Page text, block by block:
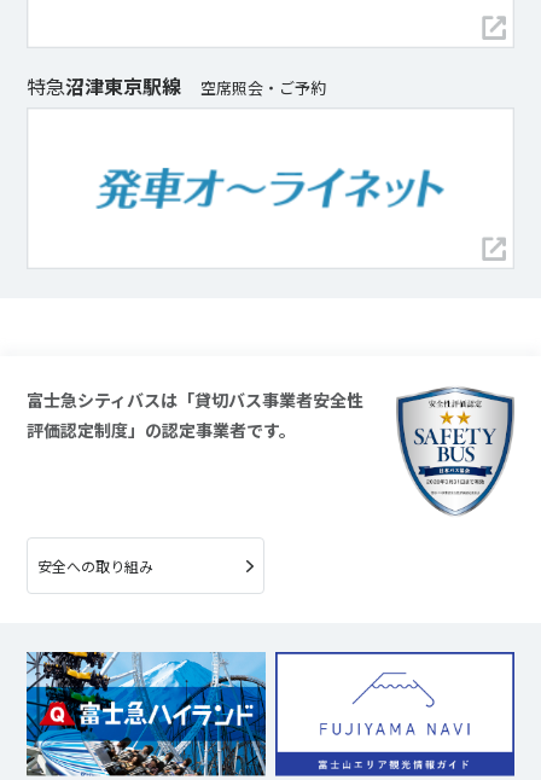
特急沼津東京駅線 空席照会・ご予約
富士急シティバスは「貸切バス事業者安全性
評価認定制度」の認定事業者です。
安全への取り組み